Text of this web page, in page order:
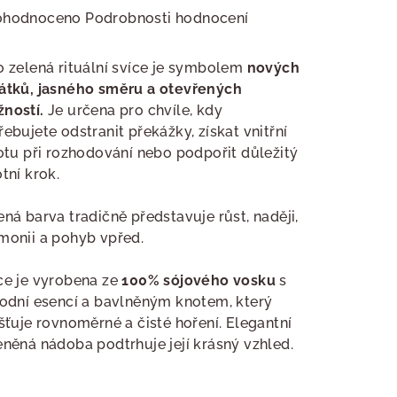
Podrobnosti hodnocení
zelená rituální svíce je symbolem nových
jasného směru a otevřených
Je určena pro chvíle, kdy
odstranit překážky, získat vnitřní
při rozhodování nebo podpořit důležitý
krok.
barva tradičně představuje růst, naději,
a pohyb vpřed.
je vyrobena ze100% sójového vosku s
esencí a bavlněným knotem, který
rovnoměrné a čisté hoření. Elegantní
nádoba podtrhuje její krásný vzhled.